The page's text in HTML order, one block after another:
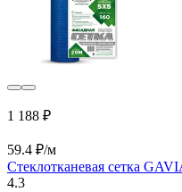
1 188 ₽
59.4 ₽/м
Стеклотканевая сетка
4.3